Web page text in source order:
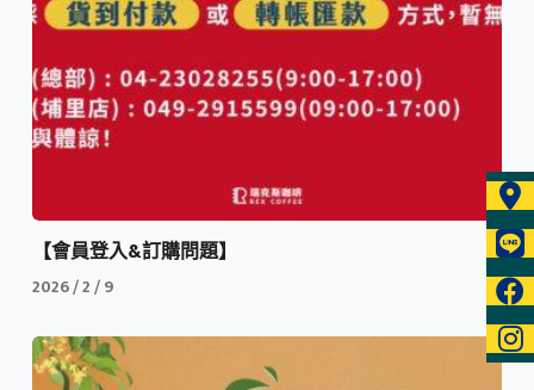
【會員登入&訂購問題】
2026 / 2 / 9